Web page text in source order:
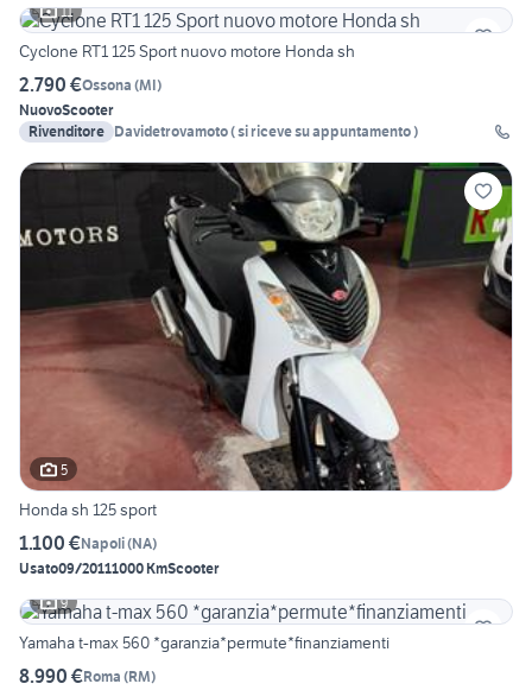
11
Cyclone RT1 125 Sport nuovo motore Honda sh
2.790 €Ossona (MI)
NuovoScooter
Rivenditore Davidetrovamoto ( si riceve su appuntamento )
5
Honda sh 125 sport
1.100 €Napoli(NA)
Usato09/20111000 KmScooter
9
Yamaha t-max 560 *garanzia*permute*finanziamenti
8.990 €Roma (RM)